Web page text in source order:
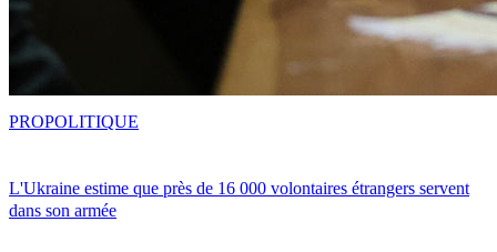
L'Ukraine estime que près de 16 000 volontaires étrangers servent
dans son armée
PROPOLITIQUE